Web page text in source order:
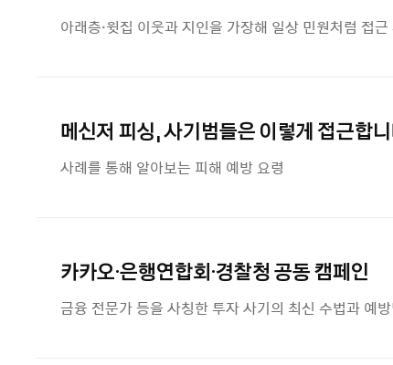
아래층·윗집 이웃과 지인을 가장해 일상 민원처럼 접
메신저 피싱, 사기범들은 이렇게 접근합
사례를 통해 알아보는 피해 예방 요령
카카오·은행연합회·경찰청 공동 캠페인
금융 전문가 등을 사칭한 투자 사기의 최신 수법과 예